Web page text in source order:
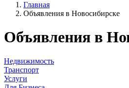
Главная
Объявления в Новосибирске
Объявления в
Недвижимость
Транспорт
Услуги